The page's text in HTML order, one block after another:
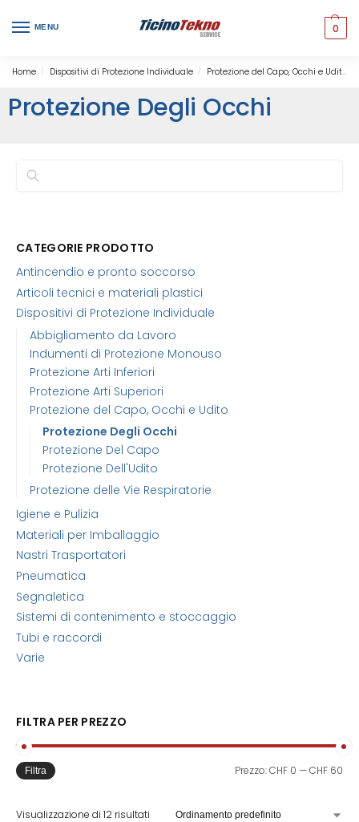
MENU 0
Home / Dispositivi di Protezione Individuale / Protezione del Capo, Occhi e Udito
Protezione Degli Occhi
CATEGORIE PRODOTTO
Antincendio e pronto soccorso
Articoli tecnici e materiali plastici
Dispositivi di Protezione Individuale
Abbigliamento da Lavoro
Indumenti di Protezione Monouso
Protezione Arti Inferiori
Protezione Arti Superiori
Protezione del Capo, Occhi e Udito
Protezione Degli Occhi
Protezione Del Capo
Protezione Dell'Udito
Protezione delle Vie Respiratorie
Igiene e Pulizia
Materiali per Imballaggio
Nastri Trasportatori
Pneumatica
Segnaletica
Sistemi di contenimento e stoccaggio
Tubi e raccordi
Varie
FILTRA PER PREZZO
Filtra Prezzo:CHF 0 —CHF 60
Visualizzazione di 12 risultati